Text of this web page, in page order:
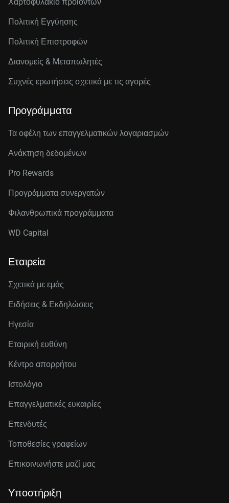
Πολιτική Εγγύησης
Πολιτική Επιστροφών
Διανομείς & Μεταπωλητές
Συχνές ερωτήσεις σχετικά με τις αγορές
Προγράμματα
Τα οφέλη των επαγγελματικών λογαριασμών
Ανάκτηση δεδομένων
Pro Rewards
Προγράμματα συνεργατών
Φιλανθρωπικά προγράμματα
WD Capital
Εταιρεία
Σχετικά με εμάς
Ειδήσεις & Εκδηλώσεις
Ηγεσία
Εταιρική ευθύνη
Κέντρο απορρήτου
Ιστολόγιο
Επαγγελματικές ευκαιρίες
Επενδυτές
Τοποθεσίες γραφείων
Επικοινωνήστε μαζί μας
Υποστήριξη